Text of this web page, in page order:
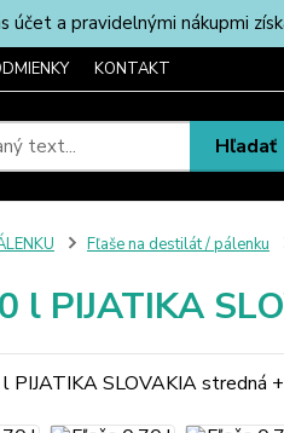
účet a pravidelnými nákupmi
KONTAKT
Hľadať
Fľaše na destilát / pálenku
l PIJATIKA